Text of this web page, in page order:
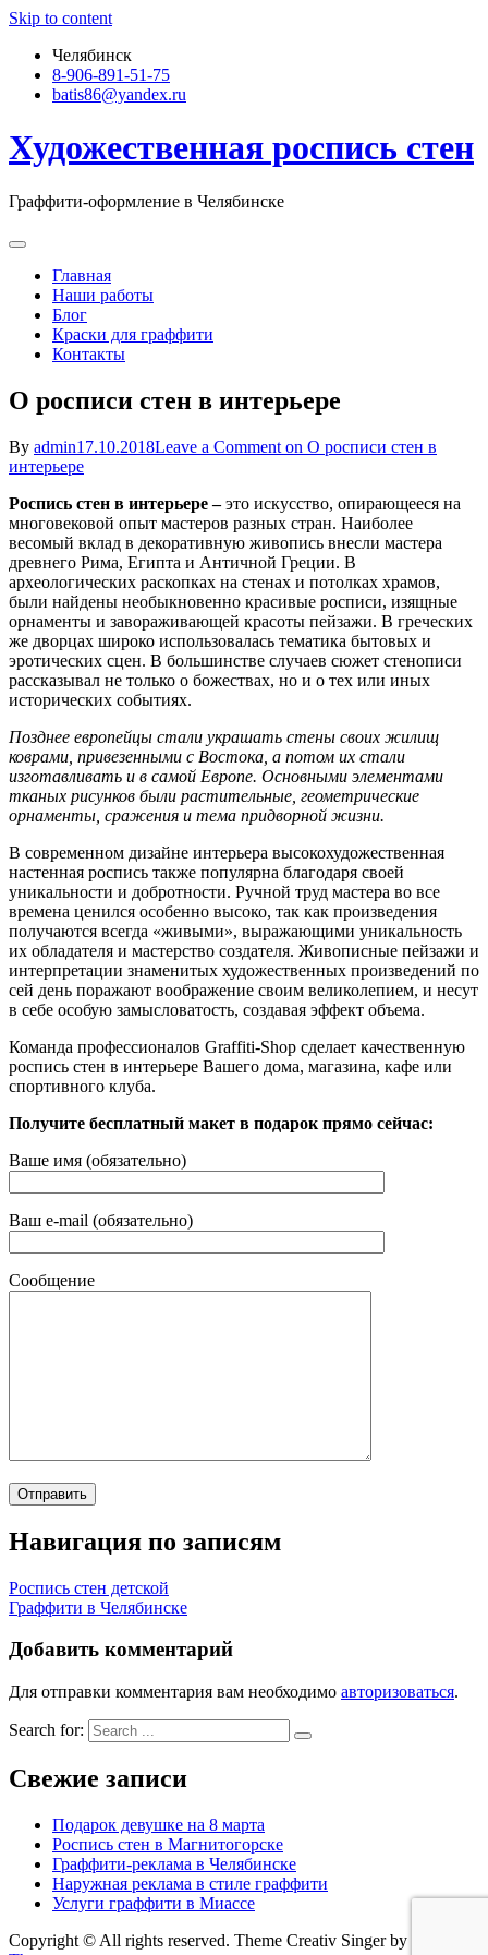
Skip to content
Челябинск
8-906-891-51-75
batis86@yandex.ru
Художественная роспись стен
Граффити-оформление в Челябинске
Главная
Наши работы
Блог
Краски для граффити
Контакты
О росписи стен в интерьере
By admin17.10.2018Leave a Comment on О росписи стен в
интерьере
Роспись стен в интерьере –это искусство, опирающееся на
многовековой опыт мастеров разных стран. Наиболее
весомый вклад в декоративную живопись внесли мастера
древнего Рима, Египта и Античной Греции. В
археологических раскопках на стенах и потолках храмов,
были найдены необыкновенно красивые росписи, изящные
орнаменты и завораживающей красоты пейзажи. В греческих
же дворцах широко использовалась тематика бытовых и
эротических сцен. В большинстве случаев сюжет стенописи
рассказывал не только о божествах, но и о тех или иных
исторических событиях.
Позднее европейцы стали украшать стены своих жилищ
коврами, привезенными с Востока, а потом их стали
изготавливать и в самой Европе. Основными элементами
тканых рисунков были растительные, геометрические
орнаменты, сражения и тема придворной жизни.
В современном дизайне интерьера высокохудожественная
настенная роспись также популярна благодаря своей
уникальности и добротности. Ручной труд мастера во все
времена ценился особенно высоко, так как произведения
получаются всегда «живыми», выражающими уникальность
их обладателя и мастерство создателя. Живописные пейзажи и
интерпретации знаменитых художественных произведений по
сей день поражают воображение своим великолепием, и несут
в себе особую замысловатость, создавая эффект объема.
Команда профессионалов Graffiti-Shop сделает качественную
роспись стен в интерьере Вашего дома, магазина, кафе или
спортивного клуба.
Получите бесплатный макет в подарок прямо сейчас:
Ваше имя (обязательно)
Ваш e-mail (обязательно)
Сообщение
Навигация по записям
Роспись стен детской
Граффити в Челябинске
Добавить комментарий
Для отправки комментария вам необходимо авторизоваться.
Search for:
Свежие записи
Подарок девушке на 8 марта
Роспись стен в Магнитогорске
Граффити-реклама в Челябинске
Наружная реклама в стиле граффити
Услуги граффити в Миассе
Copyright © All rights reserved. Theme Creativ Singer by